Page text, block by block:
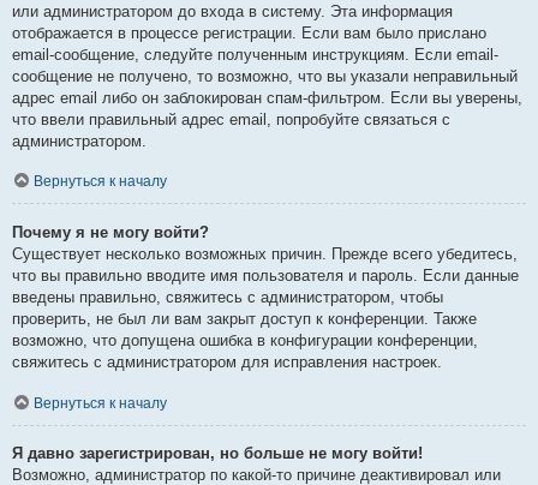
или администратором до входа в систему. Эта информация
отображается в процессе регистрации. Если вам было прислано
email-сообщение, следуйте полученным инструкциям. Если email-
сообщение не получено, то возможно, что вы указали неправильный
адрес email либо он заблокирован спам-фильтром. Если вы уверены,
что ввели правильный адрес email, попробуйте связаться с
администратором.
Вернуться к началу
Почему я не могу войти?
Существует несколько возможных причин. Прежде всего убедитесь,
что вы правильно вводите имя пользователя и пароль. Если данные
введены правильно, свяжитесь с администратором, чтобы
проверить, не был ли вам закрыт доступ к конференции. Также
возможно, что допущена ошибка в конфигурации конференции,
свяжитесь с администратором для исправления настроек.
Вернуться к началу
Я давно зарегистрирован, но больше не могу войти!
Возможно, администратор по какой-то причине деактивировал или